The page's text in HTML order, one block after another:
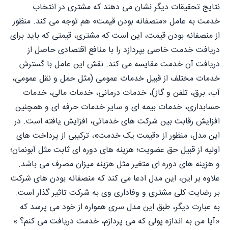
نتایج تحقیقات دیگر نشان می دهند که مشتری در انتخاب
خدمت به عامل «منصفانه بودن قیمت» هم توجه می کند. منظور
از منصفانه بودن قیمت، این است که مشتری، قیمتی که باید برای
دریافت خدمت خاصی بپردازد را با منافع اقتصادی حاصل از
دریافت آن خدمت مقایسه می کند. نقش این عامل با گسترش
خدمات مختلف از قبیل خدمات عمومی (مثل حمل و نقل عمومی،
آب، برق، تلفن و گاز)، خدمات درمانی، خدمات مالی، خدمات
حسابداری، خدمات بیمه ای و سایر خدمات حرفه ای و همچنین
افزایش رقابت بین شرکت های خدماتی، افزایش یافته است. در
این مدل، منظور از «قیمت یک خدمت»، ترکیبی از پرداخت های
اولیه از قبیل حق عضویت؛ هزینه های دوره ای ثابت مثل آبونمان؛
و هزینه های دوره ای متغیر مثل هزینه میزان مصرف می باشد.
علاوه بر این، این مدل ادعا می کند که منصفانه بودن های شرکت
بر رضایت کلی مشتری و وفاداری وی به شرکت تاثیر گذار است.
به عبارت دیگر، طبق این مدل سری همواره از خود می پرسد که
«آیا من به اندازه پولی که می پردازم، خدمت دریافت می کنم؟ »